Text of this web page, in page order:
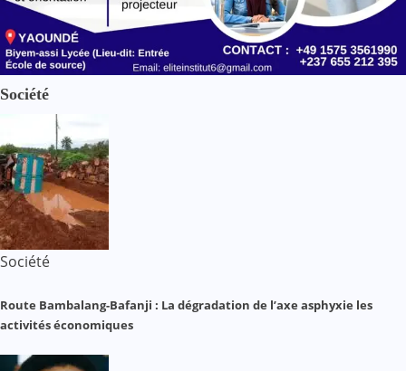
Société
Société
Route Bambalang-Bafanji : La dégradation de l’axe asphyxie les
activités économiques